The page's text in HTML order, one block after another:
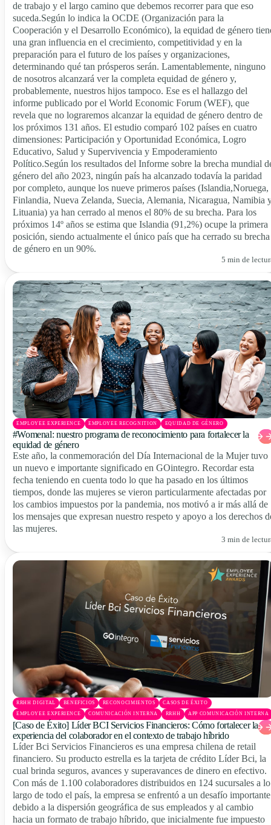
de trabajo y el largo camino que debemos recorrer para que eso
suceda.Según lo indica la OCDE (Organización para la
Cooperación y el Desarrollo Económico), la equidad de género
una gran influencia en el crecimiento, competitividad y en la
preparación para el futuro de los países y organizaciones,
determinando qué tan prósperos serán. Lamentablemente, ninguno
de nosotros alcanzará ver la completa equidad de género y,
probablemente, nuestros hijos tampoco. Ese es el hallazgo del
informe publicado por el World Economic Forum (WEF), que
revela que no lograremos alcanzar la equidad de género dentro de
los próximos 131 años. El estudio comparó 102 países en cuatro
dimensiones: Participación y Oportunidad Económica, Logro
Educativo, Salud y Supervivencia y Empoderamiento
Político.Según los resultados del Informe sobre la brecha mundial
género del año 2023, ningún país ha alcanzado todavía la paridad
por completo, aunque los nueve primeros países (Islandia,Noruega,
Finlandia, Nueva Zelanda, Suecia, Alemania, Nicaragua, Namibia
Lituania) ya han cerrado al menos el 80% de su brecha. Para los
próximos 14º años se estima que Islandia (91,2%) ocupe la primera
posición, siendo actualmente el único país que ha cerrado su brecha
de género en un 90%.
5 min de
EMPLOYEE EXPERIENCE EMPLOYEE RECOGNITION EQUIDAD DE GÉNERO
#Womenal: nuestro programa de reconocimiento para fortalecer la
equidad de género
Este año, la conmemoración del Día Internacional de la Mujer tuvo
un nuevo e importante significado en GOintegro. Recordar esta
fecha teniendo en cuenta todo lo que ha pasado en los últimos
tiempos, donde las mujeres se vieron particularmente afectadas por
los cambios impuestos por la pandemia, nos motivó a ir más allá de
los mensajes que expresan nuestro respeto y apoyo a los derechos
las mujeres.
3 min de
RRHH DIGITAL BENEFICIOS RECONOCIMIENTOS CASOS DE ÉXITO
EMPLOYEE EXPERIENCE COMUNICACIÓN INTERNA RRHH APP COMUNICACIÓN INTERNA
[Caso de Éxito] Líder BCI Servicios Financieros: Cómo fortalecer la
experiencia del colaborador en el contexto de trabajo híbrido
Líder Bci Servicios Financieros es una empresa chilena de retail
financiero. Su producto estrella es la tarjeta de crédito Líder Bci, la
cual brinda seguros, avances y superavances de dinero en efectivo.
Con más de 1.100 colaboradores distribuidos en 124 sucursales a lo
largo de todo el país, la empresa se enfrentó a un desafío importante
debido a la dispersión geográfica de sus empleados y al cambio
hacia un formato de trabajo híbrido, que inicialmente fue impuesto